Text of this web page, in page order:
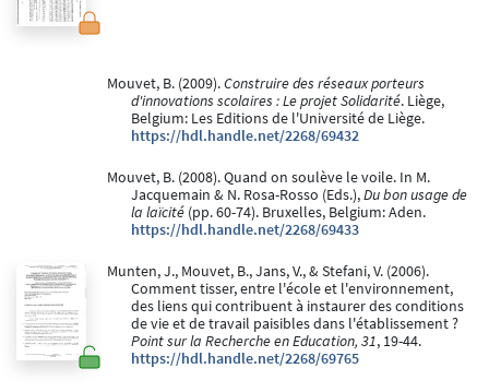
Mouvet, B. (2009).Construire des réseaux porteurs
d'innovations scolaires : Le projet Solidarité. Liège,
Belgium: Les Editions de l'Université de Liège.
https://hdl.handle.net/2268/69432
Mouvet, B. (2008). Quand on soulève le voile. In M.
Jacquemain & N. Rosa-Rosso (Eds.),Du bon usage de
la laïcité (pp. 60-74). Bruxelles, Belgium: Aden.
https://hdl.handle.net/2268/69433
Munten, J., Mouvet, B., Jans, V., & Stefani, V. (2006).
Comment tisser, entre l'école et l'environnement,
des liens qui contribuent à instaurer des conditions
de vie et de travail paisibles dans l'établissement ?
Point sur la Recherche en Education, 31, 19-44.
https://hdl.handle.net/2268/69765